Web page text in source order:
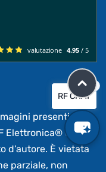
valutazione 4.95 / 5
presenti su
Elettronica®e sono
d’autore. È vietata
parziale, non
RF CHAT
×